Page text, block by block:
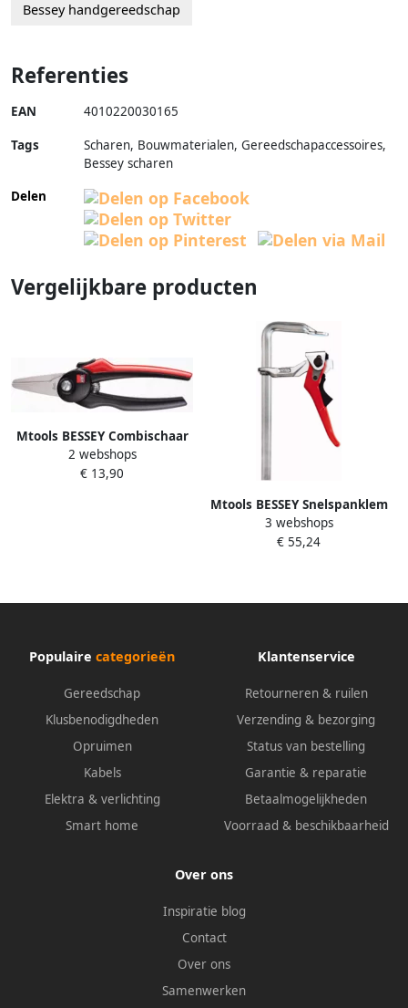
Bessey handgereedschap
Referenties
EAN 4010220030165
Tags
Scharen, Bouwmaterialen, Gereedschapaccessoires,
Bessey scharen
Delen
Vergelijkbare producten
Mtools BESSEY Combischaar
recht D48-2 |
2 webshops
€ 13,90
Mtools BESSEY Snelspanklem
GH 500 120 |
3 webshops
€ 55,24
Populaire categorieën
Gereedschap
Klusbenodigdheden
Opruimen
Kabels
Elektra & verlichting
Smart home
Klantenservice
Retourneren & ruilen
Verzending & bezorging
Status van bestelling
Garantie & reparatie
Betaalmogelijkheden
Voorraad & beschikbaarheid
Over ons
Inspiratie blog
Contact
Over ons
Samenwerken